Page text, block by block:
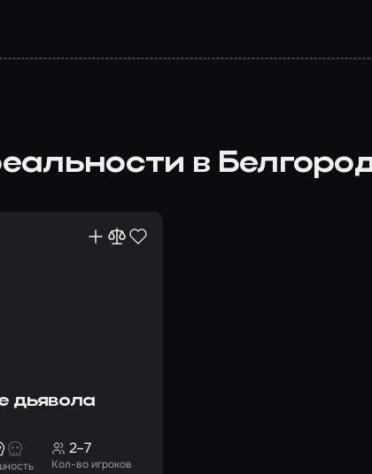
в
дьявола
Кол-во игроков
2–7